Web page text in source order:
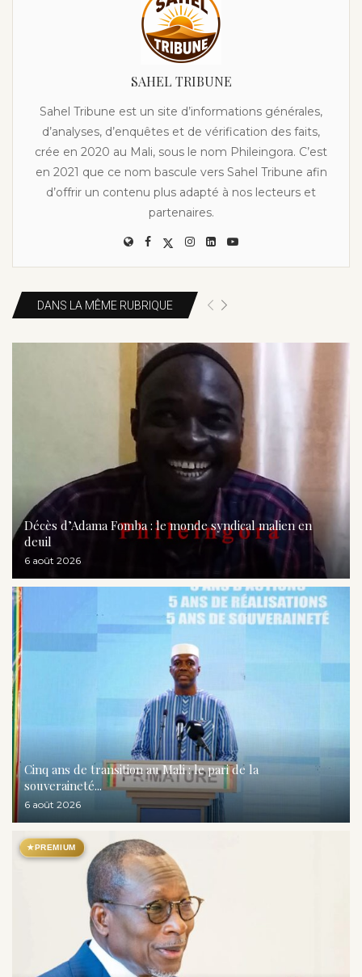
SAHEL TRIBUNE
Sahel Tribune est un site d’informations générales,
d’analyses, d’enquêtes et de vérification des faits,
crée en 2020 au Mali, sous le nom Phileingora. C’est
en 2021 que ce nom bascule vers Sahel Tribune afin
d’offrir un contenu plus adapté à nos lecteurs et
partenaires.
DANS LA MÊME RUBRIQUE
Décès d’Adama Fomba : le monde syndical malien en
deuil
6 août 2026
Cinq ans de transition au Mali : le pari de la
souveraineté...
6 août 2026
★PREMIUM